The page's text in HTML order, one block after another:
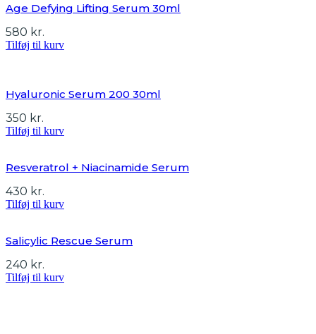
Age Defying Lifting Serum 30ml
580 kr.
Tilføj til kurv
Hyaluronic Serum 200 30ml
350 kr.
Tilføj til kurv
Resveratrol + Niacinamide Serum
430 kr.
Tilføj til kurv
Salicylic Rescue Serum
240 kr.
Tilføj til kurv